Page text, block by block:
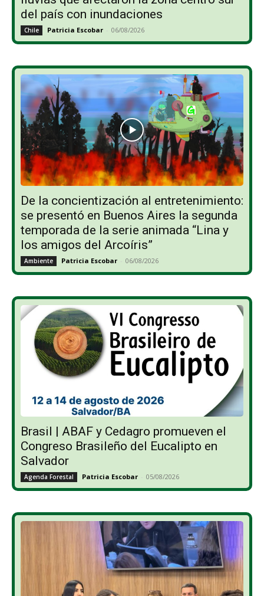
del país con inundaciones
Chile Patricia Escobar - 06/08/2026
De la concientización al entretenimiento:
se presentó en Buenos Aires la segunda
temporada de la serie animada “Lina y
los amigos del Arcoíris”
Ambiente Patricia Escobar - 06/08/2026
Brasil | ABAF y Cedagro promueven el
Congreso Brasileño del Eucalipto en
Salvador
Agenda Forestal Patricia Escobar - 05/08/2026